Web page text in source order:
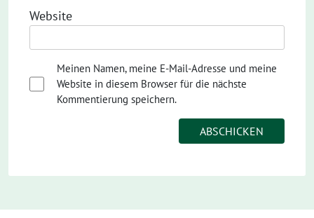
Website
Meinen Namen, meine E-Mail-Adresse und meine
Website in diesem Browser für die nächste
Kommentierung speichern.